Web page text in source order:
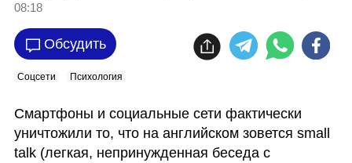
08:18
Обсудить
Соцсети Психология
Смартфоны и социальные сети фактически
уничтожили то, что на английском зовется small
talk (легкая, непринужденная беседа с